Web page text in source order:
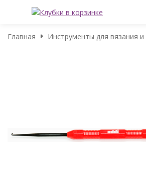
Главная Инструменты для вязания